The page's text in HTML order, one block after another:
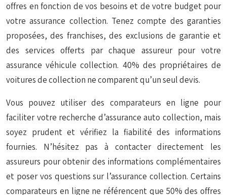
offres en fonction de vos besoins et de votre budget pour
votre assurance collection. Tenez compte des garanties
proposées, des franchises, des exclusions de garantie et
des services offerts par chaque assureur pour votre
assurance véhicule collection. 40% des propriétaires de
voitures de collection ne comparent qu’un seul devis.
Vous pouvez utiliser des comparateurs en ligne pour
faciliter votre recherche d’assurance auto collection, mais
soyez prudent et vérifiez la fiabilité des informations
fournies. N’hésitez pas à contacter directement les
assureurs pour obtenir des informations complémentaires
et poser vos questions sur l’assurance collection. Certains
comparateurs en ligne ne référencent que 50% des offres